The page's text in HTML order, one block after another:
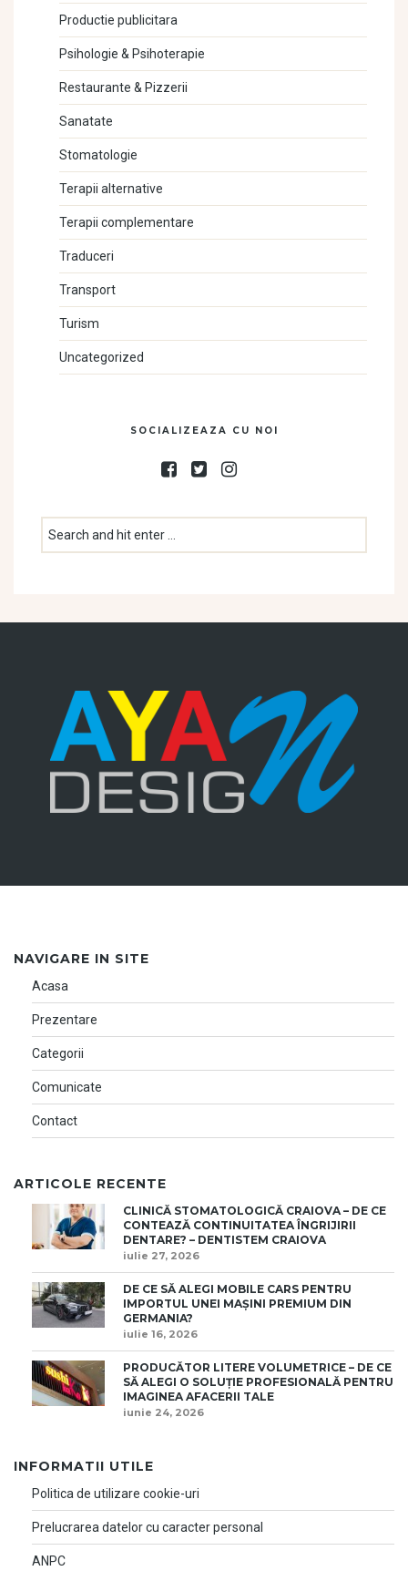
Productie publicitara
Psihologie & Psihoterapie
Restaurante & Pizzerii
Sanatate
Stomatologie
Terapii alternative
Terapii complementare
Traduceri
Transport
Turism
Uncategorized
SOCIALIZEAZA CU NOI
NAVIGARE IN SITE
Acasa
Prezentare
Categorii
Comunicate
Contact
ARTICOLE RECENTE
CLINICĂ STOMATOLOGICĂ CRAIOVA – DE CE
CONTEAZĂ CONTINUITATEA ÎNGRIJIRII
DENTARE? – DENTISTEM CRAIOVA
iulie 27, 2026
DE CE SĂ ALEGI MOBILE CARS PENTRU
IMPORTUL UNEI MAȘINI PREMIUM DIN
GERMANIA?
iulie 16, 2026
PRODUCĂTOR LITERE VOLUMETRICE – DE CE
SĂ ALEGI O SOLUȚIE PROFESIONALĂ PENTRU
IMAGINEA AFACERII TALE
iunie 24, 2026
INFORMATII UTILE
Politica de utilizare cookie-uri
Prelucrarea datelor cu caracter personal
ANPC